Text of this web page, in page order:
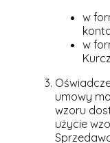
w
w
umowy
wzoru
użycie